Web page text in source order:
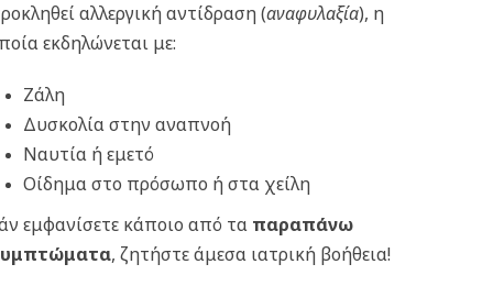
αλλεργική αντίδραση (αναφυλαξία), η
εκδηλώνεται με:
Ζάλη
Δυσκολία στην αναπνοή
Ναυτία ή εμετό
Οίδημα στο πρόσωπο ή στα χείλη
εμφανίσετε κάποιο από τα παραπάνω
, ζητήστε άμεσα ιατρική βοήθεια!